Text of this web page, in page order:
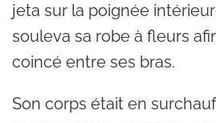
jeta sur la poignée
souleva sa robe à fleurs
coincé entre ses bras.
Son corps était en